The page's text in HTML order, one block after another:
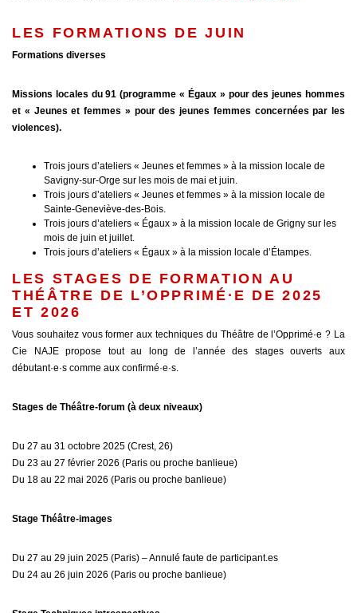
LES FORMATIONS DE JUIN
Formations diverses
Missions locales du 91 (programme « Égaux » pour des jeunes hommes
et « Jeunes et femmes » pour des jeunes femmes concernées par les
violences).
Trois jours d’ateliers « Jeunes et femmes » à la mission locale de
Savigny-sur-Orge sur les mois de mai et juin.
Trois jours d’ateliers « Jeunes et femmes » à la mission locale de
Sainte-Geneviève-des-Bois.
Trois jours d’ateliers « Égaux » à la mission locale de Grigny sur les
mois de juin et juillet.
Trois jours d’ateliers « Égaux » à la mission locale d’Étampes.
LES STAGES DE FORMATION AU
THÉÂTRE DE L’OPPRIMÉ·E DE 2025
ET 2026
Vous souhaitez vous former aux techniques du Théâtre de l’Opprimé·e ? La
Cie NAJE propose tout au long de l’année des stages ouverts aux
débutant·e·s comme aux confirmé·e·s.
Stages de Théâtre-forum (à deux niveaux)
Du 27 au 31 octobre 2025 (Crest, 26)
Du 23 au 27 février 2026 (Paris ou proche banlieue)
Du 18 au 22 mai 2026 (Paris ou proche banlieue)
Stage Théâtre-images
Du 27 au 29 juin 2025 (Paris) – Annulé faute de participant.es
Du 24 au 26 juin 2026 (Paris ou proche banlieue)